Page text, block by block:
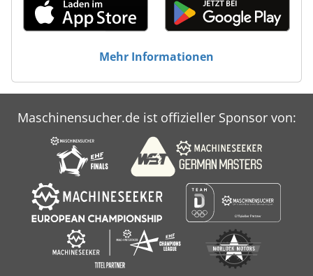
Mehr Informationen
Maschinensucher.de ist offizieller Sponsor von: